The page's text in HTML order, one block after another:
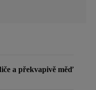
a překvapivě měď